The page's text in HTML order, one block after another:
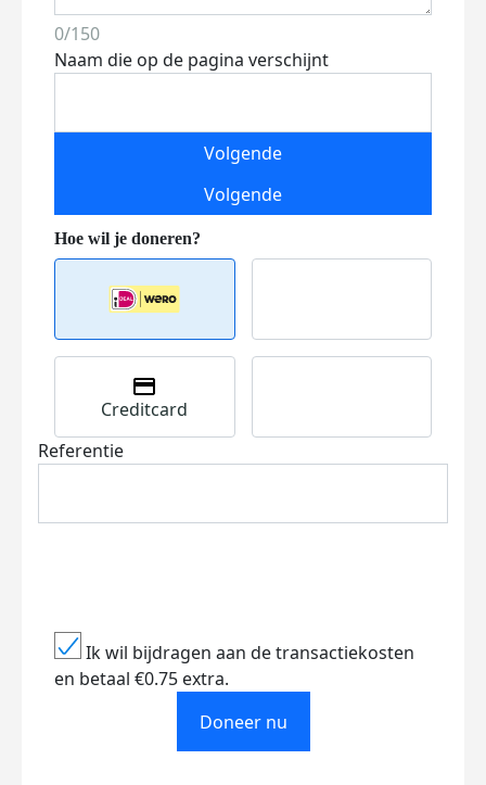
0/150
Naam die op de pagina verschijnt
Volgende
Volgende
Creditcard
Referentie
Ik wil bijdragen aan de transactiekosten
en betaal €0.75 extra.
Doneer nu